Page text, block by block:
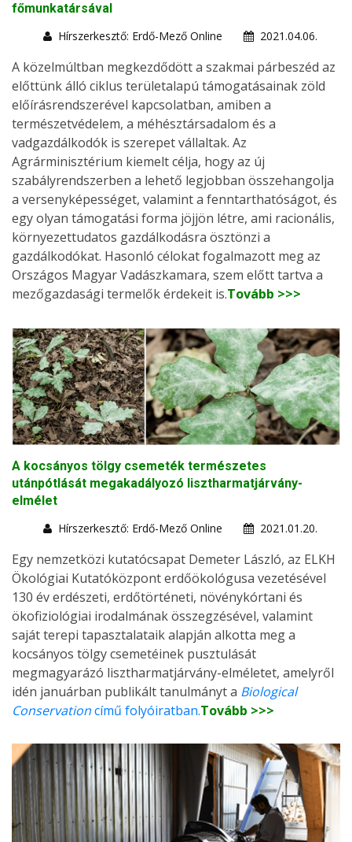
főmunkatársával
Hírszerkesztő: Erdő-Mező Online
2021.04.06.
A közelmúltban megkezdődött a szakmai párbeszéd az
előttünk álló ciklus területalapú támogatásainak zöld
előírásrendszerével kapcsolatban, amiben a
természetvédelem, a méhésztársadalom és a
vadgazdálkodók is szerepet vállaltak. Az
Agrárminisztérium kiemelt célja, hogy az új
szabályrendszerben a lehető legjobban összehangolja
a versenyképességet, valamint a fenntarthatóságot, és
egy olyan támogatási forma jöjjön létre, ami racionális,
környezettudatos gazdálkodásra ösztönzi a
gazdálkodókat. Hasonló célokat fogalmazott meg az
Országos Magyar Vadászkamara, szem előtt tartva a
mezőgazdasági termelők érdekeit is.Tovább >>>
A kocsányos tölgy csemeték természetes
utánpótlását megakadályozó lisztharmatjárvány-
elmélet
Hírszerkesztő: Erdő-Mező Online
2021.01.20.
Egy nemzetközi kutatócsapat Demeter László, az ELKH
Ökológiai Kutatóközpont erdőökológusa vezetésével
130 év erdészeti, erdőtörténeti, növénykórtani és
ökofiziológiai irodalmának összegzésével, valamint
saját terepi tapasztalataik alapján alkotta meg a
kocsányos tölgy csemetéinek pusztulását
megmagyarázó lisztharmatjárvány-elméletet, amelyről
idén januárban publikált tanulmányt a Biological
Conservationcímű folyóiratban.Tovább >>>